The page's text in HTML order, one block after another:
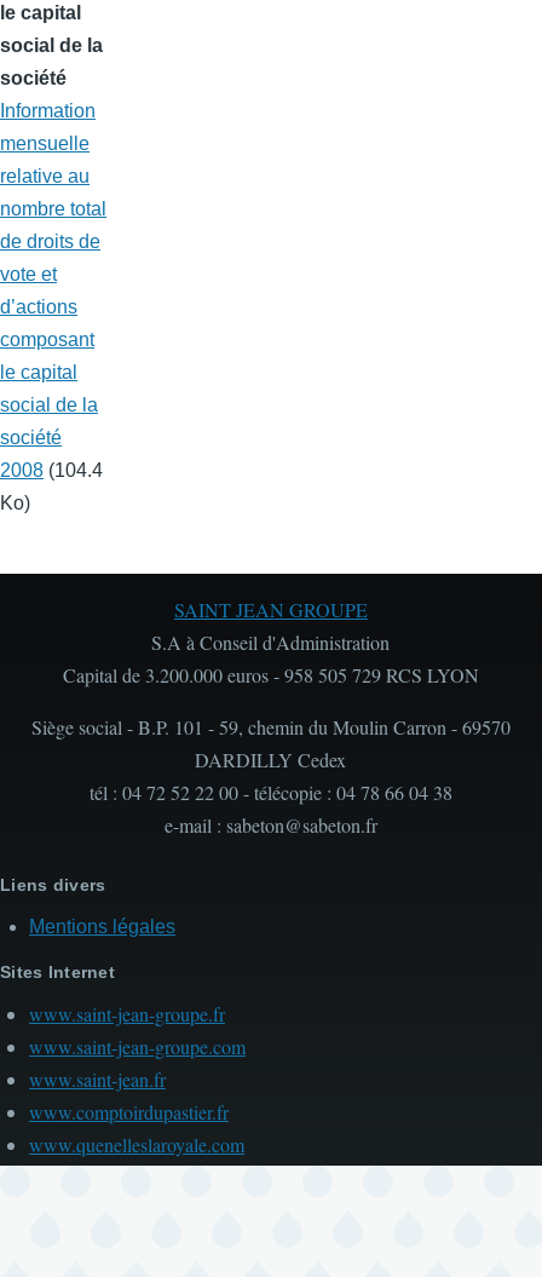
le capital
social de la
société
Information
mensuelle
relative au
nombre total
de droits de
vote et
d’actions
composant
le capital
social de la
société
2008 (104.4
Ko)
SAINT JEAN GROUPE
S.A à Conseil d'Administration
Capital de 3.200.000 euros - 958 505 729 RCS LYON
Siège social - B.P. 101 - 59, chemin du Moulin Carron - 69570
DARDILLY Cedex
tél : 04 72 52 22 00 - télécopie : 04 78 66 04 38
e-mail : sabeton@sabeton.fr
Liens divers
Mentions légales
Sites Internet
www.saint-jean-groupe.fr
www.saint-jean-groupe.com
www.saint-jean.fr
www.comptoirdupastier.fr
www.quenelleslaroyale.com